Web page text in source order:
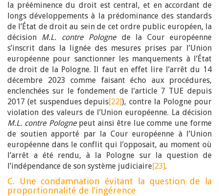
la prééminence du droit est central, et en accordant de
longs développements à la prédominance des standards
de l’État de droit au sein de cet ordre public européen, la
décision M.L. contre Polognede la Cour européenne
s’inscrit dans la lignée des mesures prises par l’Union
européenne pour sanctionner les manquements à l’État
de droit de la Pologne. Il faut en effet lire l’arrêt du 14
décembre 2023 comme faisant écho aux procédures,
enclenchées sur le fondement de l’article 7 TUE depuis
2017 (et suspendues depuis[22]), contre la Pologne pour
violation des valeurs de l’Union européenne. La décision
M.L. contre Polognepeut ainsi être lue comme une forme
de soutien apporté par la Cour européenne à l’Union
européenne dans le conflit qui l’opposait, au moment où
l’arrêt a été rendu, à la Pologne sur la question de
l’indépendance de son système judiciaire[23].
C. Une condamnation évitant la question de la
proportionnalité de l’ingérence